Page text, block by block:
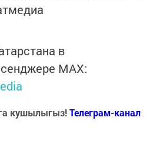
в
MАХ:
кушылыгыз!Телеграм-канал